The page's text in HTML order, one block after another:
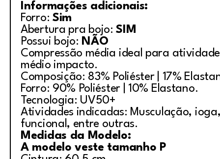
Informações adicionais:
Forro: Sim
Abertura pra bojo:SIM
Possui bojo: NÃO
Compressão média ideal para
médio impacto.
Composição: 83% Poliéster | 17%
Forro: 90% Poliéster | 10% Elastano.
Tecnologia: UV50+
Atividades indicadas: Musculação,
funcional, entre outras.
Medidas da Modelo:
A modelo veste tamanho P